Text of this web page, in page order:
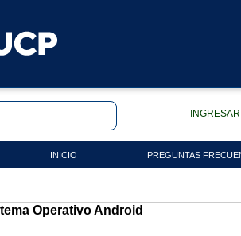
INICIO PREGUNTAS
Operativo Android